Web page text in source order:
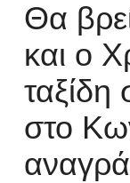
Θα
και ο
ταξίδη
στο